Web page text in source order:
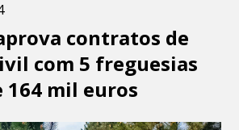
contratos de
com 5 freguesias
164 mil euros